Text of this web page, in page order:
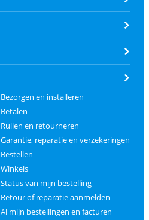
Bezorgen en installeren
Betalen
Ruilen en retourneren
Garantie, reparatie en verzekeringen
Bestellen
Winkels
Status van mijn bestelling
Retour of reparatie aanmelden
Al mijn bestellingen en facturen